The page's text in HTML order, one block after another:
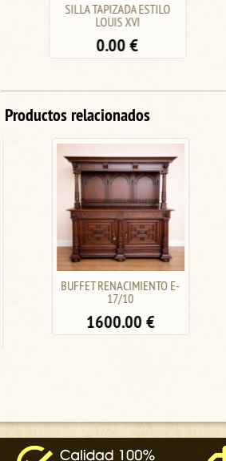
SILLA TAPIZADA ESTILO
LOUIS XVI
0.00€
Productos relacionados
BUFFET RENACIMIENTO E-
1600.00€